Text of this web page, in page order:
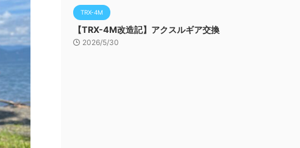
TRX-4M
【TRX-4M改造記】アクスルギア交換
2026/5/30